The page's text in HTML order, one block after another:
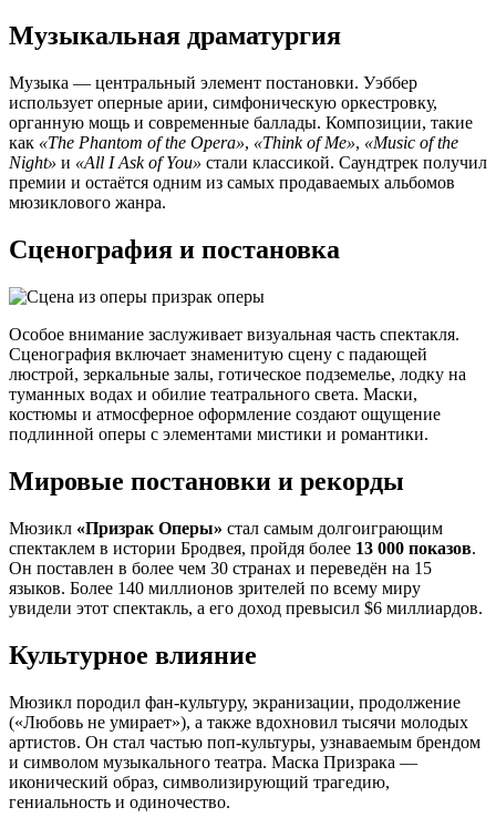
Музыкальная драматургия
Музыка — центральный элемент постановки. Уэббер
использует оперные арии, симфоническую оркестровку,
органную мощь и современные баллады. Композиции, такие
как «The Phantom of the Opera», «Think of Me», «Music of the
Night» и «All I Ask of You» стали классикой. Саундтрек получил
премии и остаётся одним из самых продаваемых альбомов
мюзиклового жанра.
Сценография и постановка
Особое внимание заслуживает визуальная часть спектакля.
Сценография включает знаменитую сцену с падающей
люстрой, зеркальные залы, готическое подземелье, лодку на
туманных водах и обилие театрального света. Маски,
костюмы и атмосферное оформление создают ощущение
подлинной оперы с элементами мистики и романтики.
Мировые постановки и рекорды
Мюзикл «Призрак Оперы» стал самым долгоиграющим
спектаклем в истории Бродвея, пройдя более 13 000 показов.
Он поставлен в более чем 30 странах и переведён на 15
языков. Более 140 миллионов зрителей по всему миру
увидели этот спектакль, а его доход превысил $6 миллиардов.
Культурное влияние
Мюзикл породил фан-культуру, экранизации, продолжение
(«Любовь не умирает»), а также вдохновил тысячи молодых
артистов. Он стал частью поп-культуры, узнаваемым брендом
и символом музыкального театра. Маска Призрака —
иконический образ, символизирующий трагедию,
гениальность и одиночество.